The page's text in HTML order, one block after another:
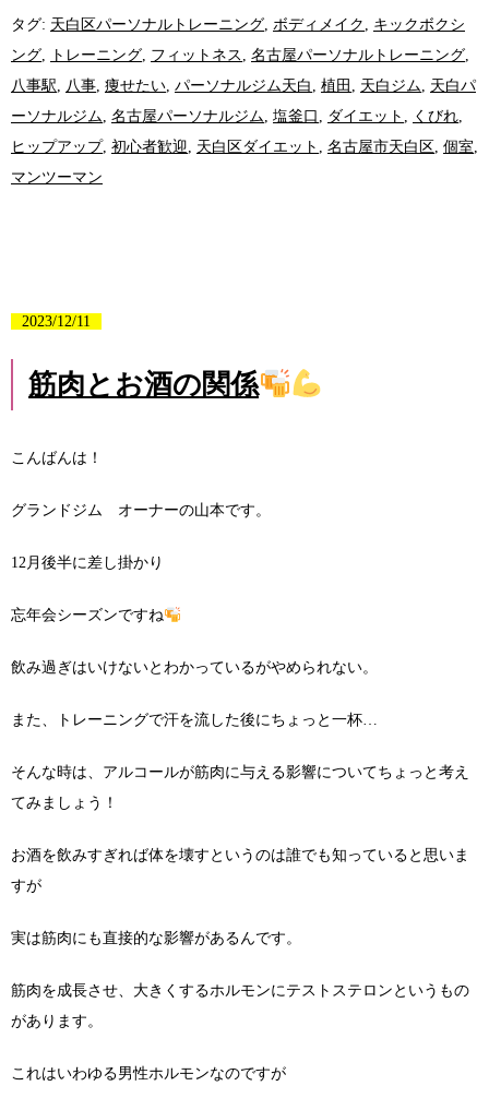
タグ: 天白区パーソナルトレーニング, ボディメイク , キックボクシ
ング, トレーニング, フィットネス , 名古屋パーソナルトレーニング,
八事駅, 八事, 痩せたい, パーソナルジム天白 , 植田 , 天白ジム, 天白パ
ーソナルジム, 名古屋パーソナルジム, 塩釜口 , ダイエット , くびれ,
ヒップアップ, 初心者歓迎, 天白区ダイエット , 名古屋市天白区 , 個室,
マンツーマン
2023/12/11
筋肉とお酒の関係
こんばんは！
グランドジム オーナーの山本です。
12月後半に差し掛かり
忘年会シーズンですね
飲み過ぎはいけないとわかっているがやめられない。
また、トレーニングで汗を流した後にちょっと一杯…
そんな時は、アルコールが筋肉に与える影響についてちょっと考え
てみましょう！
お酒を飲みすぎれば体を壊すというのは誰でも知っていると思いま
すが
実は筋肉にも直接的な影響があるんです。
筋肉を成長させ、大きくするホルモンにテストステロンというもの
があります。
これはいわゆる男性ホルモンなのですが